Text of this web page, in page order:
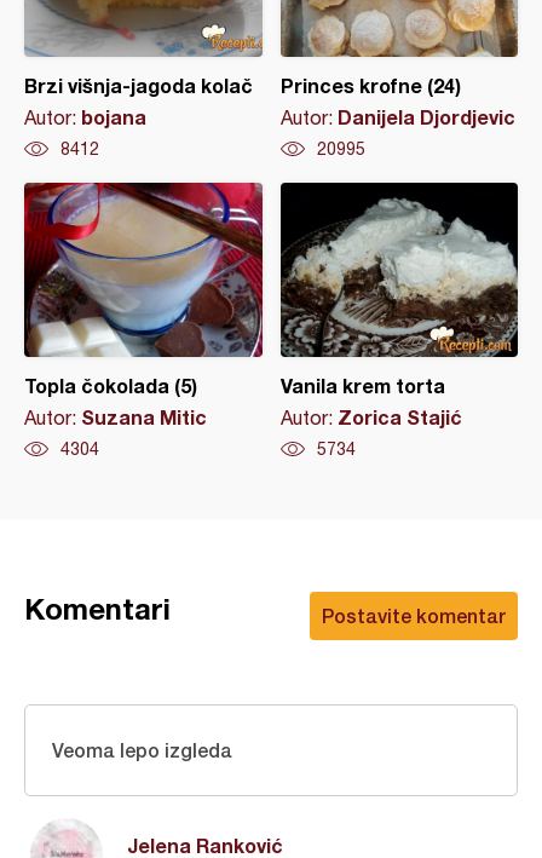
Brzi višnja-jagoda kolač
Autor: bojana
8412
Princes krofne (24)
Autor: Danijela Djordjevic
20995
Topla čokolada (5)
Autor: Suzana Mitic
4304
Vanila krem torta
Autor: Zorica Stajić
5734
Postavite komentar
Komentari
Jelena Ranković
Veoma lepo izgleda